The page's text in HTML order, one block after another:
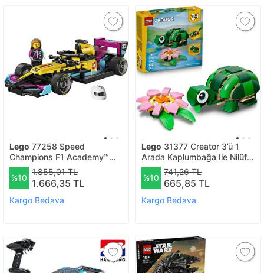
Lego 77258 Speed
Champions F1 Academy™
Lego® Yarış Arabası
%10
1.855,01 TL
1.666,35 TL
Kargo Bedava
Lego 31377 Creator 3’ü 1
Arada Kaplumbağa Ile Nilüfer
Çiçeği
%10
741,26 TL
665,85 TL
Kargo Bedava